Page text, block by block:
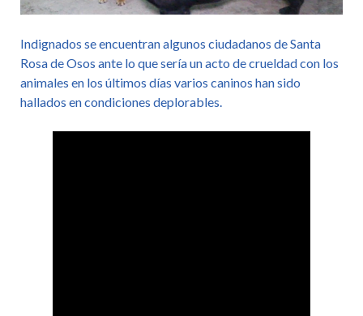
Indignados se encuentran algunos ciudadanos de Santa
Rosa de Osos ante lo que sería un acto de crueldad con los
animales en los últimos días varios caninos han sido
hallados en condiciones deplorables.